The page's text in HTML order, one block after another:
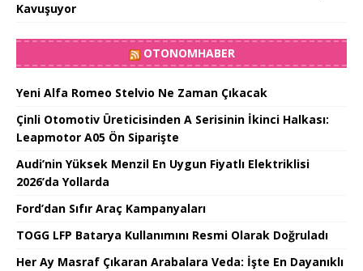
Kavuşuyor
OTONOMHABER
Yeni Alfa Romeo Stelvio Ne Zaman Çıkacak
Çinli Otomotiv Üreticisinden A Serisinin İkinci Halkası:
Leapmotor A05 Ön Siparişte
Audi’nin Yüksek Menzil En Uygun Fiyatlı Elektriklisi
2026’da Yollarda
Ford’dan Sıfır Araç Kampanyaları
TOGG LFP Batarya Kullanımını Resmi Olarak Doğruladı
Her Ay Masraf Çıkaran Arabalara Veda: İşte En Dayanıklı